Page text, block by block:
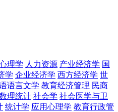
理学 人力资源 产业经济学 国
学 企业经济学 西方经济学 世
语言文学 教育经济管理 民商
理统计 社会学 社会医学与卫
统计学 应用心理学 教育行政管